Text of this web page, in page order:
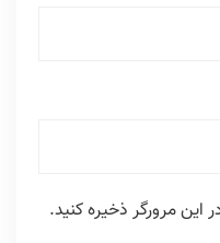
این مرورگر ذخیره کنید.